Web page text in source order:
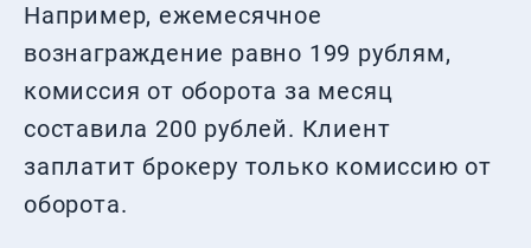
Например, ежемесячное
вознаграждение равно 199 рублям,
комиссия от оборота за месяц
составила 200 рублей. Клиент
заплатит брокеру только комиссию от
оборота.